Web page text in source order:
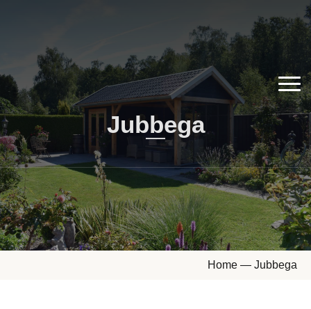
Jubbega
Home — Jubbega